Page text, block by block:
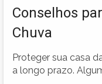
Conselhos
Chuva
Proteger sua casa
a longo prazo.